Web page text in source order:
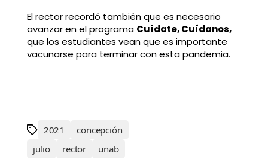
El rector recordó también que es necesario
avanzar en el programa Cuídate, Cuídanos,
que los estudiantes vean que es importante
vacunarse para terminar con esta pandemia.
2021
concepción
julio
rector unab